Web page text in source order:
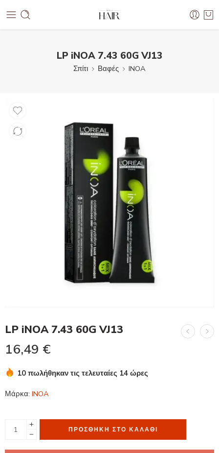
LP iNOA 7.43 60G VJ13
Σπίτι Βαφές INOA
LP iNOA 7.43 60G VJ13
16,49 €
10 πωλήθηκαν τις τελευταίες 14 ώρες
Μάρκα: INOA
ΠΡΟΣΘΉΚΗ ΣΤΟ ΚΑΛΆΘΙ